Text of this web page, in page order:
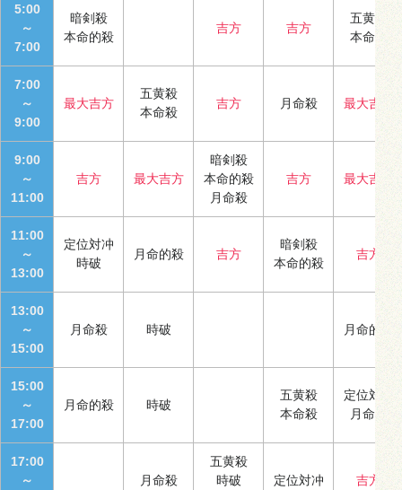
5:00
～
7:00
暗剣殺
本命的殺
吉方 吉方
五黄殺
本命殺
7:00
～
9:00
最大吉方
五黄殺
本命殺
吉方 月命殺 最大吉方
9:00
～
11:00
吉方 最大吉方
暗剣殺
本命的殺
月命殺
吉方 最大吉方
11:00
～
13:00
定位対冲
時破
月命的殺 吉方
暗剣殺
本命的殺
吉方
13:00
～
15:00
月命殺 時破 月命的殺
15:00
～
17:00
月命的殺 時破
五黄殺
本命殺
定位対冲
月命殺
17:00
～
月命殺
五黄殺
時破
定位対冲 吉方